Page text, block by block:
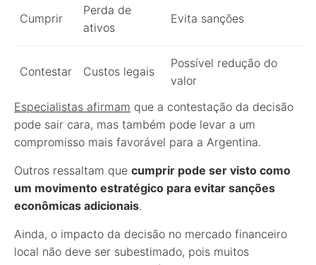
Cumprir
Perda de
ativos
Evita sanções
Contestar Custos legais
Possível redução do
valor
Especialistas afirmam que a contestação da decisão
pode sair cara, mas também pode levar a um
compromisso mais favorável para a Argentina.
Outros ressaltam que cumprir pode ser visto como
um movimento estratégico para evitar sanções
econômicas adicionais.
Ainda, o impacto da decisão no mercado financeiro
local não deve ser subestimado, pois muitos